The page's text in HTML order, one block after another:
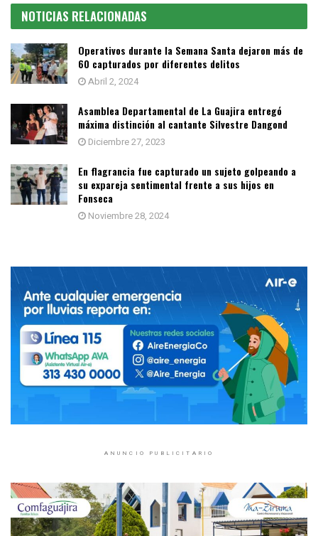
NOTICIAS RELACIONADAS
Operativos durante la Semana Santa dejaron más de
60 capturados por diferentes delitos
Abril 2, 2024
Asamblea Departamental de La Guajira entregó
máxima distinción al cantante Silvestre Dangond
Diciembre 27, 2023
En flagrancia fue capturado un sujeto golpeando a
su expareja sentimental frente a sus hijos en
Fonseca
Noviembre 28, 2024
ANUNCIO PUBLICITARIO